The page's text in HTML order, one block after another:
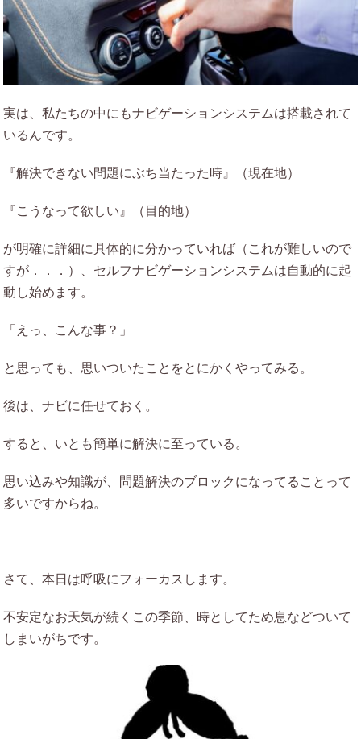
実は、私たちの中にもナビゲーションシステムは搭載されて
いるんです。
『解決できない問題にぶち当たった時』（現在地）
『こうなって欲しい』（目的地）
が明確に詳細に具体的に分かっていれば（これが難しいので
すが．．．）、セルフナビゲーションシステムは自動的に起
動し始めます。
「えっ、こんな事？」
と思っても、思いついたことをとにかくやってみる。
後は、ナビに任せておく。
すると、いとも簡単に解決に至っている。
思い込みや知識が、問題解決のブロックになってることって
多いですからね。
さて、本日は呼吸にフォーカスします。
不安定なお天気が続くこの季節、時としてため息などついて
しまいがちです。